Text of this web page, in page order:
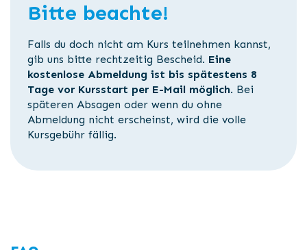
Bitte beachte!
Falls du doch nicht am Kurs teilnehmen kannst,
gib uns bitte rechtzeitig Bescheid. Eine
kostenlose Abmeldung ist bis spätestens 8
Tage vor Kursstart per E-Mail möglich. Bei
späteren Absagen oder wenn du ohne
Abmeldung nicht erscheinst, wird die volle
Kursgebühr fällig.